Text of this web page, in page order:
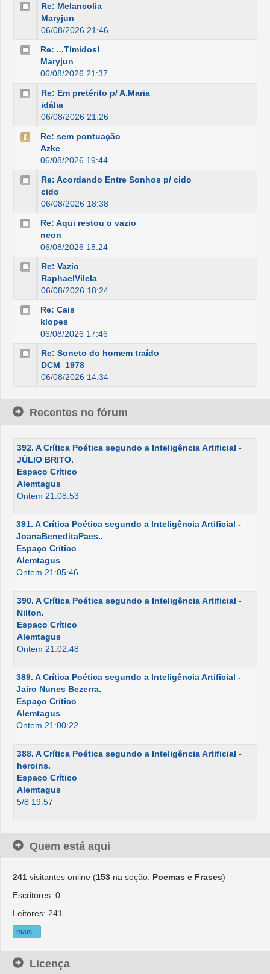
Re: Melancolia
Maryjun
06/08/2026 21:46
Re: ...Tímidos!
Maryjun
06/08/2026 21:37
Re: Em pretérito p/ A.Maria
idália
06/08/2026 21:26
Re: sem pontuação
Azke
06/08/2026 19:44
Re: Acordando Entre Sonhos p/ cido
cido
06/08/2026 18:38
Re: Aqui restou o vazio
neon
06/08/2026 18:24
Re: Vazio
RaphaelVilela
06/08/2026 18:24
Re: Cais
klopes
06/08/2026 17:46
Re: Soneto do homem traído
DCM_1978
06/08/2026 14:34
Recentes no fórum
392. A Crítica Poética segundo a Inteligência Artificial -
JÚLIO BRITO.
Espaço Crítico
Alemtagus
Ontem 21:08:53
391. A Crítica Poética segundo a Inteligência Artificial -
JoanaBeneditaPaes..
Espaço Crítico
Alemtagus
Ontem 21:05:46
390. A Crítica Poética segundo a Inteligência Artificial -
Nilton.
Espaço Crítico
Alemtagus
Ontem 21:02:48
389. A Crítica Poética segundo a Inteligência Artificial -
Jairo Nunes Bezerra.
Espaço Crítico
Alemtagus
Ontem 21:00:22
388. A Crítica Poética segundo a Inteligência Artificial -
heroins.
Espaço Crítico
Alemtagus
5/8 19:57
Quem está aqui
241 visitantes online (153 na seção: Poemas e Frases)
Escritores: 0
Leitores: 241
mais...
Licença